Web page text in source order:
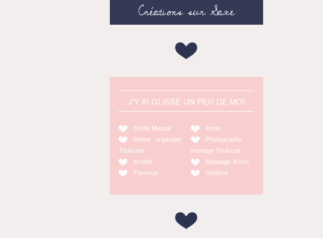
Créations sur Saxe
J'Y AI GLISSÉ UN PEU DE MOI
Emilie Massal
Home organiser
Toulouse
Amélie
Florence
Anne
Photographe
mariage Toulouse
Massage Auriol
Godiche